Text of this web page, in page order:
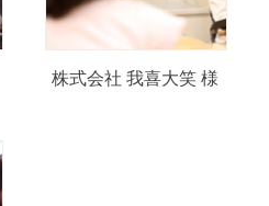
株式会社 我喜大笑 様